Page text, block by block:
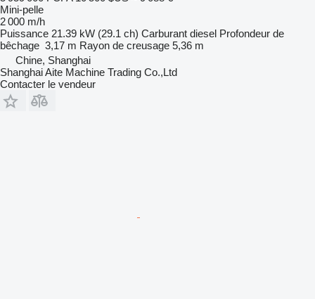
Mini-pelle
2 000 m/h
Puissance 21.39 kW (29.1 ch) Carburant diesel Profondeur de
bêchage 3,17 m Rayon de creusage 5,36 m
Chine, Shanghai
Shanghai Aite Machine Trading Co.,Ltd
Contacter le vendeur